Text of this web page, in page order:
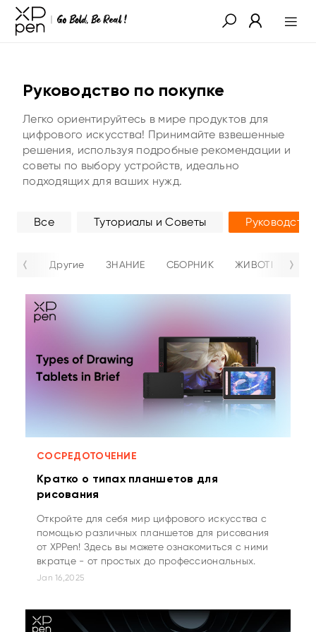
Руководство по покупке
Легко ориентируйтесь в мире продуктов для
цифрового искусства! Принимайте взвешенные
решения, используя подробные рекомендации и
советы по выбору устройств, идеально
подходящих для ваших нужд.
Все Туториалы и Советы
Другие ЗНАНИЕ СБОРНИК ЖИВОТНЫЕ
СОСРЕДОТОЧЕНИЕ
Кратко о типах планшетов для
рисования
Откройте для себя мир цифрового искусства с
помощью различных планшетов для рисования
от XPPen! Здесь вы можете ознакомиться с ними
вкратце - от простых до профессиональных.
Jan 16,2025